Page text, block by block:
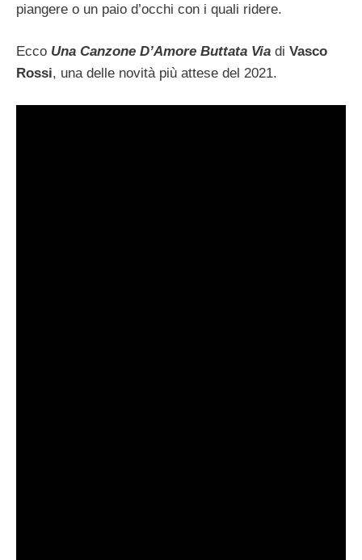
piangere o un paio d’occhi con i quali ridere.
Ecco Una Canzone D’Amore Buttata Via di Vasco
Rossi, una delle novità più attese del 2021.